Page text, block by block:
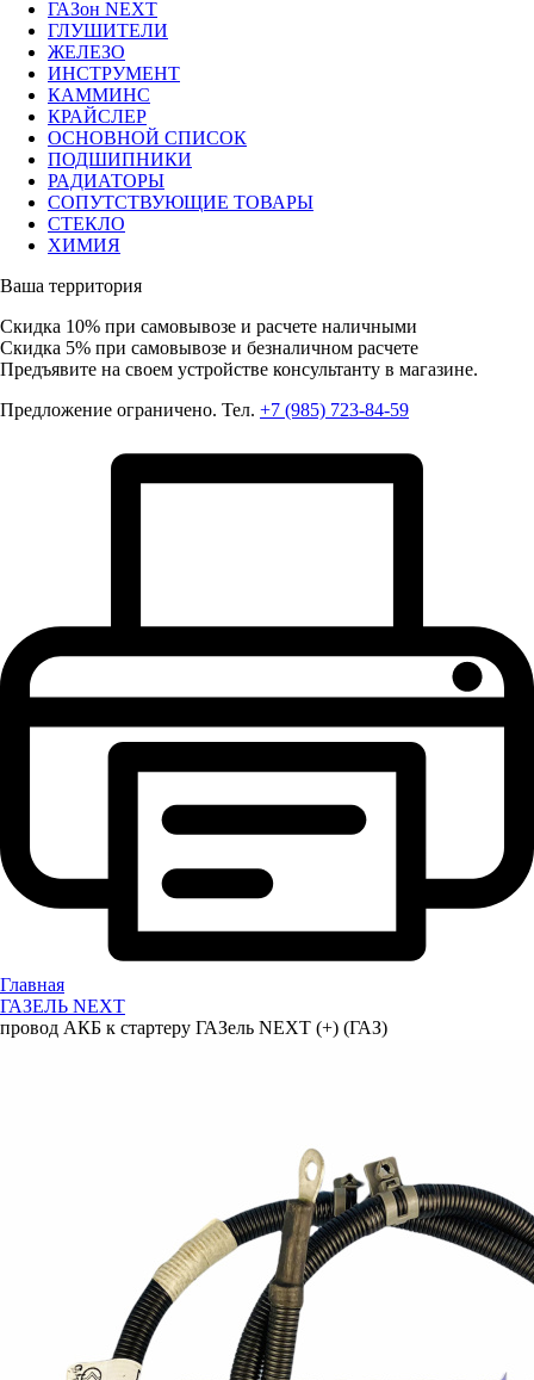
ГАЗон NEXT
ГЛУШИТЕЛИ
ЖЕЛЕЗО
ИНСТРУМЕНТ
КАММИНС
КРАЙСЛЕР
ОСНОВНОЙ СПИСОК
ПОДШИПНИКИ
РАДИАТОРЫ
СОПУТСТВУЮЩИЕ ТОВАРЫ
СТЕКЛО
ХИМИЯ
Ваша территория
Скидка 10% при самовывозе и расчете наличными
Скидка 5% при самовывозе и безналичном расчете
Предъявите на своем устройстве консультанту в магазине.
Предложение ограничено. Тел. +7 (985) 723-84-59
Главная
ГАЗЕЛЬ NEXT
провод АКБ к стартеру ГАЗель NEXT (+) (ГАЗ)